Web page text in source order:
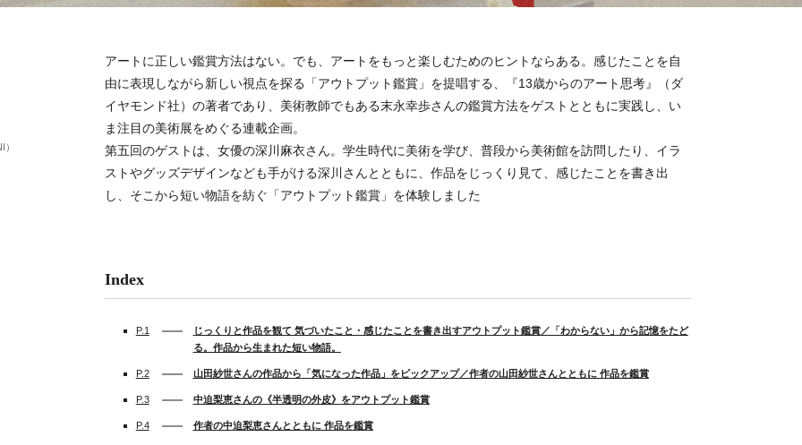
アートに正しい鑑賞方法はない。でも、アートをもっと楽しむためのヒントならある。感じたことを自
由に表現しながら新しい視点を探る「アウトプット鑑賞」を提唱する、『13歳からのアート思考』（ダ
イヤモンド社）の著者であり、美術教師でもある末永幸歩さんの鑑賞方法をゲストとともに実践し、い
ま注目の美術展をめぐる連載企画。
第五回のゲストは、女優の深川麻衣さん。学生時代に美術を学び、普段から美術館を訪問したり、イラ
ストやグッズデザインなども手がける深川さんとともに、作品をじっくり見て、感じたことを書き出
し、そこから短い物語を紡ぐ「アウトプット鑑賞」を体験しました
Index
P.1
じっくりと作品を観て 気づいたこと・感じたことを書き出すアウトプット鑑賞／「わからない」から記憶をたど
る。作品から生まれた短い物語。
P.2 山田紗世さんの作品から「気になった作品」をピックアップ／作者の山田紗世さんとともに 作品を鑑賞
P.3 中迫梨恵さんの《半透明の外皮》をアウトプット鑑賞
P.4 作者の中迫梨恵さんとともに 作品を鑑賞